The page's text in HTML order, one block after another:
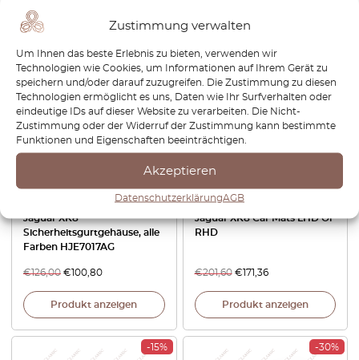
Zustimmung verwalten
Um Ihnen das beste Erlebnis zu bieten, verwenden wir
Technologien wie Cookies, um Informationen auf Ihrem Gerät zu
speichern und/oder darauf zuzugreifen. Die Zustimmung zu diesen
Technologien ermöglicht es uns, Daten wie Ihr Surfverhalten oder
eindeutige IDs auf dieser Website zu verarbeiten. Die Nicht-
Zustimmung oder der Widerruf der Zustimmung kann bestimmte
Funktionen und Eigenschaften beeinträchtigen.
Akzeptieren
DatenschutzerklärungAGB
-20%
Jaguar XK8
Sicherheitsgurtgehäuse, alle
Farben HJE7017AG
€126,00 €100,80
Produkt anzeigen
-15%
Jaguar XK8 Car Mats LHD Or
RHD
€201,60 €171,36
Produkt anzeigen
-15% -30%